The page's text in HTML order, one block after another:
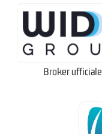
Broker ufficiale